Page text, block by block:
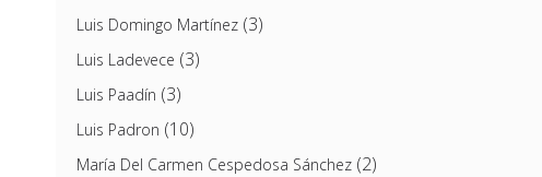
Luis Domingo Martínez(3)
Luis Ladevece (3)
Luis Paadín (3)
Luis Padron (10)
María Del Carmen Cespedosa Sánchez(2)